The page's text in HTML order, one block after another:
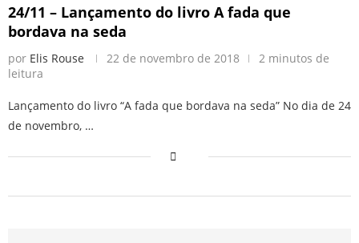
24/11 – Lançamento do livro A fada que
bordava na seda
por Elis Rouse 22 de novembro de 2018
2 minutos de
leitura
Lançamento do livro “A fada que bordava na seda” No dia de 24
de novembro, …